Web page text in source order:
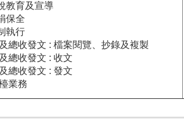
教育及宣導
保全
執行
總收發文 : 檔案閱覽、抄錄及複製
總收發文 : 收文
總收發文 : 發文
業務